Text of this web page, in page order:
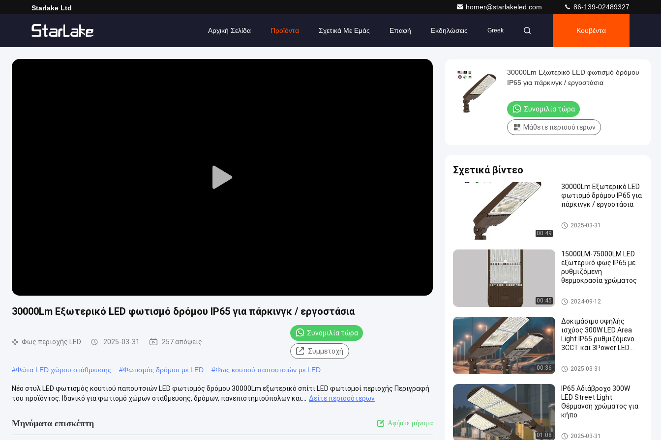
Starlake Ltd homer@starlakeled.com 86-139-02489327
Αρχική Σελίδα Προϊόντα Σχετικά Με Εμάς Επαφή Εκδηλώσεις Greek Κουβέντα
Play
30000Lm Εξωτερικό LED φωτισμό δρόμου IP65 για πάρκινγκ / εργοστάσια
Φως περιοχής LED 2025-03-31 257 απόψεις
Συνομιλία τώρα
Συμμετοχή
#Φώτα LED χώρου στάθμευσης #Φωτισμός δρόμου με LED #Φως κουτιού παπουτσιών με LED
Νέο στυλ LED φωτισμός κουτιού παπουτσιών LED φωτισμός δρόμου 30000Lm εξωτερικό σπίτι LED φωτισμοί περιοχής Περιγραφή
του προϊόντος: Ιδανικό για φωτισμό χώρων στάθμευσης, δρόμων, πανεπιστημιούπολων και...
Δείτε περισσότερων
Μηνύματα επισκέπτη Αφήστε μήνυμα
30000Lm Εξωτερικό LED φωτισμό δρόμου
IP65 για πάρκινγκ / εργοστάσια
Συνομιλία τώρα
Μάθετε περισσότερων
Σχετικά βίντεο
00:49
30000Lm Εξωτερικό LED
φωτισμό δρόμου IP65 για
πάρκινγκ / εργοστάσια
Φως περιοχής LED
2025-03-31
00:45
15000LM-75000LM LED
εξωτερικό φως IP65 με
ρυθμιζόμενη
θερμοκρασία χρώματος
Φως περιοχής LED
2024-09-12
00:36
Δοκιμάσιμο υψηλής
ισχύος 300W LED Area
Light IP65 ρυθμιζόμενο
3CCT και 3Power LED
εξωτερικό φως
Φως περιοχής LED
2025-03-31
01:08
IP65 Αδιάβροχο 300W
LED Street Light
Θέρμανση χρώματος για
κήπο
Φως περιοχής LED
2025-03-31